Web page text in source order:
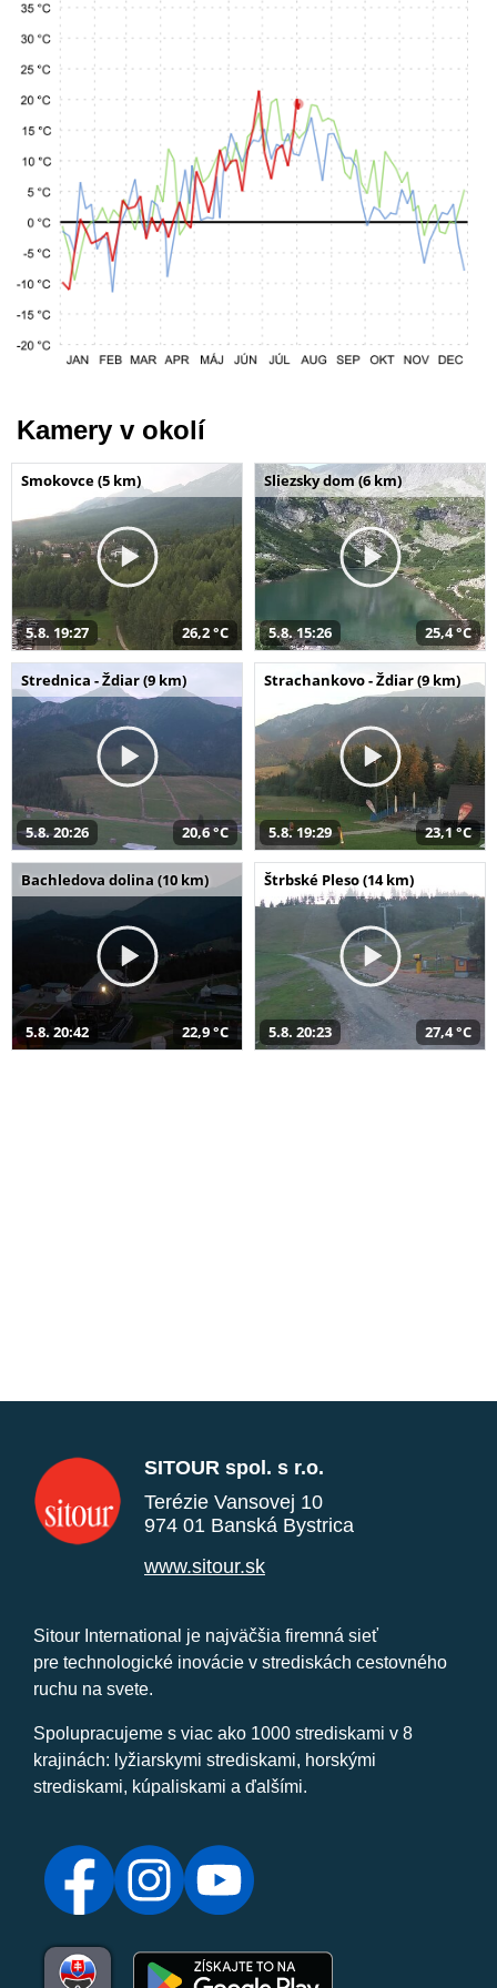
Kamery v okolí
Smokovce (5 km)
5.8. 19:27 26,2 °C
Sliezsky dom (6 km)
5.8. 15:26 25,4 °C
Strednica - Ždiar (9 km)
5.8. 20:26 20,6 °C
Strachankovo - Ždiar (9 km)
5.8. 19:29 23,1 °C
Bachledova dolina (10 km)
5.8. 20:42 22,9 °C
Štrbské Pleso (14 km)
5.8. 20:23 27,4 °C
SITOUR spol. s r.o.
Terézie Vansovej 10
974 01 Banská Bystrica
www.sitour.sk
Sitour International je najväčšia firemná sieť
pre technologické inovácie v strediskách cestovného
ruchu na svete.
Spolupracujeme s viac ako 1000 strediskami v 8
krajinách: lyžiarskymi strediskami, horskými
strediskami, kúpaliskami a ďalšími.